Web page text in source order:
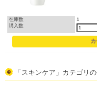
在庫数
1
購入数
「スキンケア」カテゴリ